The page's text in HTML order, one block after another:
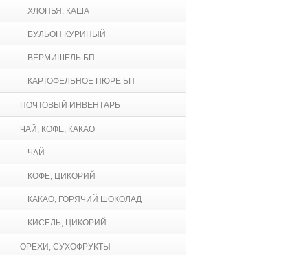
ХЛОПЬЯ, КАША
БУЛЬОН КУРИНЫЙ
ВЕРМИШЕЛЬ БП
КАРТОФЕЛЬНОЕ ПЮРЕ БП
ПОЧТОВЫЙ ИНВЕНТАРЬ
ЧАЙ, КОФЕ, КАКАО
ЧАЙ
КОФЕ, ЦИКОРИЙ
КАКАО, ГОРЯЧИЙ ШОКОЛАД
КИСЕЛЬ, ЦИКОРИЙ
ОРЕХИ, СУХОФРУКТЫ